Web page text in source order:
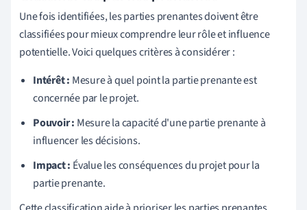
Une fois identifiées, les parties prenantes doivent être
classifiées pour mieux comprendre leur rôle et influence
potentielle. Voici quelques critères à considérer :
Intérêt : Mesure à quel point la partie prenante est
concernée par le projet.
Pouvoir : Mesure la capacité d'une partie prenante à
influencer les décisions.
Impact : Évalue les conséquences du projet pour la
partie prenante.